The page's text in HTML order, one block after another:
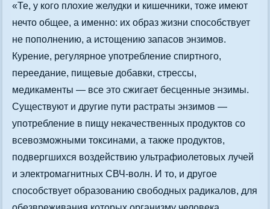
«Те, у кого плохие желудки и кишечники, тоже имеют
нечто общее, а именно: их образ жизни способствует
не пополнению, а истощению запасов энзимов.
Курение, регулярное употребление спиртного,
переедание, пищевые добавки, стрессы,
медикаменты — все это сжигает бесценные энзимы.
Существуют и другие пути растраты энзимов —
употребление в пищу некачественных продуктов со
всевозможными токсинами, а также продуктов,
подвергшихся воздействию ультрафиолетовых лучей
и электромагнитных СВЧ-волн. И то, и другое
способствует образованию свободных радикалов, для